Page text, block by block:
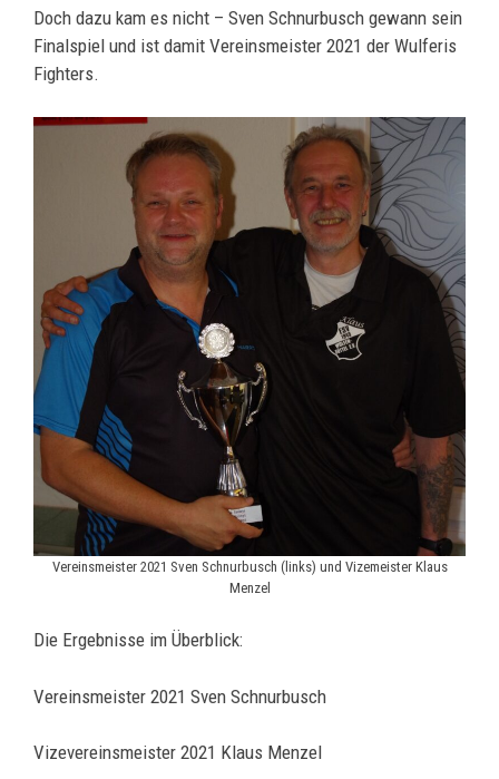
Doch dazu kam es nicht – Sven Schnurbusch gewann sein
Finalspiel und ist damit Vereinsmeister 2021 der Wulferis
Fighters.
Vereinsmeister 2021 Sven Schnurbusch (links) und Vizemeister Klaus
Menzel
Die Ergebnisse im Überblick:
Vereinsmeister 2021 Sven Schnurbusch
Vizevereinsmeister 2021 Klaus Menzel